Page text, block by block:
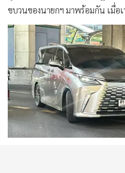
ขบวนของนายกฯ มาพร้อมกัน เมื่อ